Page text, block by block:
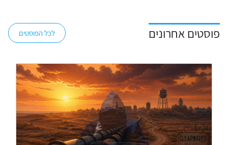
פוסטים אחרונים לכל הפוסטים